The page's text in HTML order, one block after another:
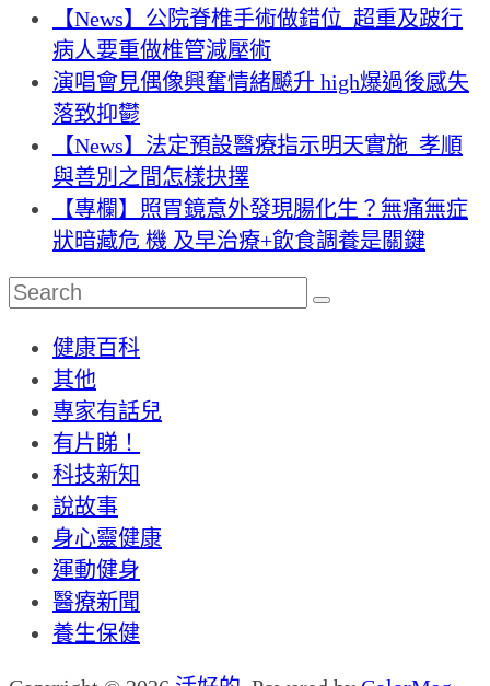
【News】公院脊椎手術做錯位 超重及跛行
病人要重做椎管減壓術
演唱會見偶像興奮情緒飇升 high爆過後感失
落致抑鬱
【News】法定預設醫療指示明天實施 孝順
與善別之間怎樣抉擇
【專欄】照胃鏡意外發現腸化生？無痛無症
狀暗藏危 機 及早治療+飲食調養是關鍵
健康百科
其他
專家有話兒
有片睇！
科技新知
說故事
身心靈健康
運動健身
醫療新聞
養生保健